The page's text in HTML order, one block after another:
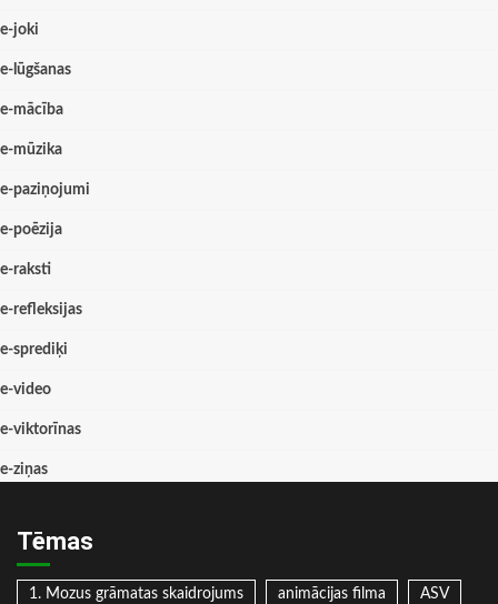
e-joki
e-lūgšanas
e-mācība
e-mūzika
e-paziņojumi
e-poēzija
e-raksti
e-refleksijas
e-sprediķi
e-video
e-viktorīnas
e-ziņas
Tēmas
1. Mozus grāmatas skaidrojums animācijas filma ASV